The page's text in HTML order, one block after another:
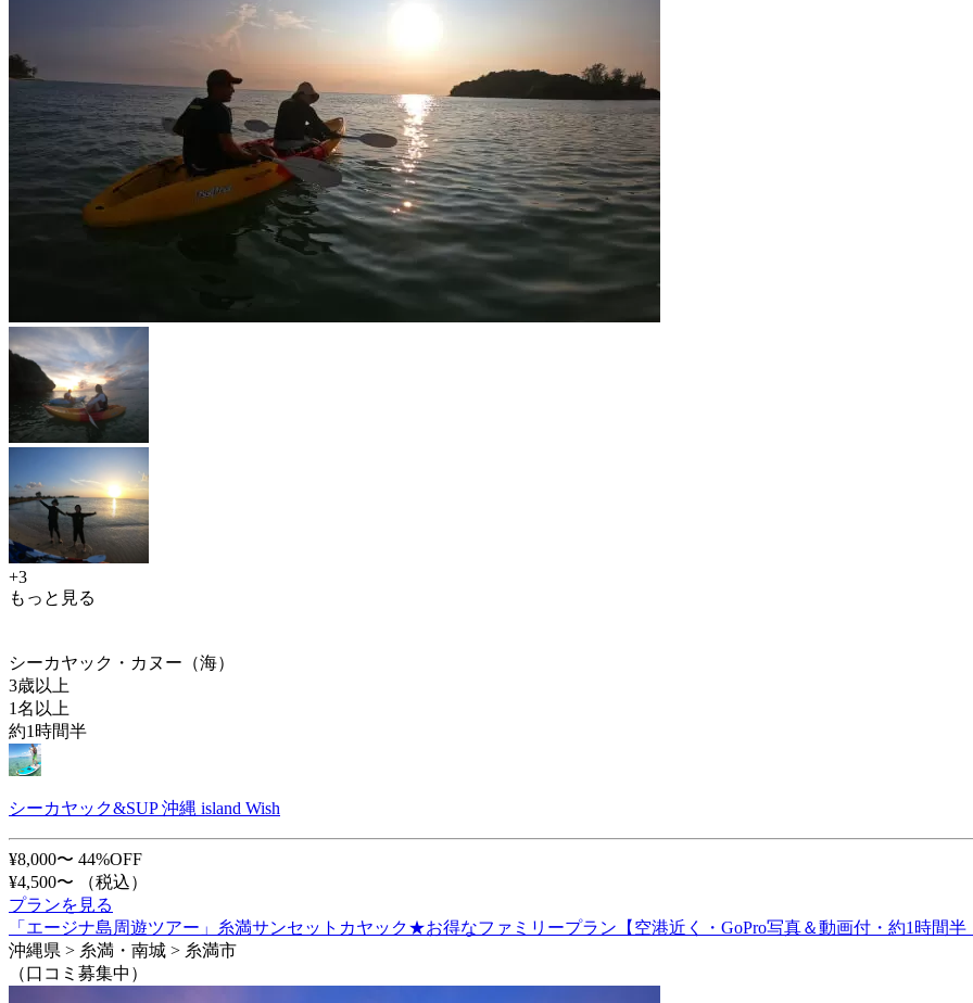
+3
もっと見る
シーカヤック・カヌー（海）
3歳以上
1名以上
約1時間半
シーカヤック&SUP 沖縄 island Wish
¥8,000〜 44%OFF
¥4,500〜
（税込）
プランを見る
「エージナ島周遊ツアー」糸満サンセットカヤック★お得なファミリープラン【空港近く・GoPro写真＆動画付・約1時間半
沖縄県 > 糸満・南城 > 糸満市
（口コミ募集中）